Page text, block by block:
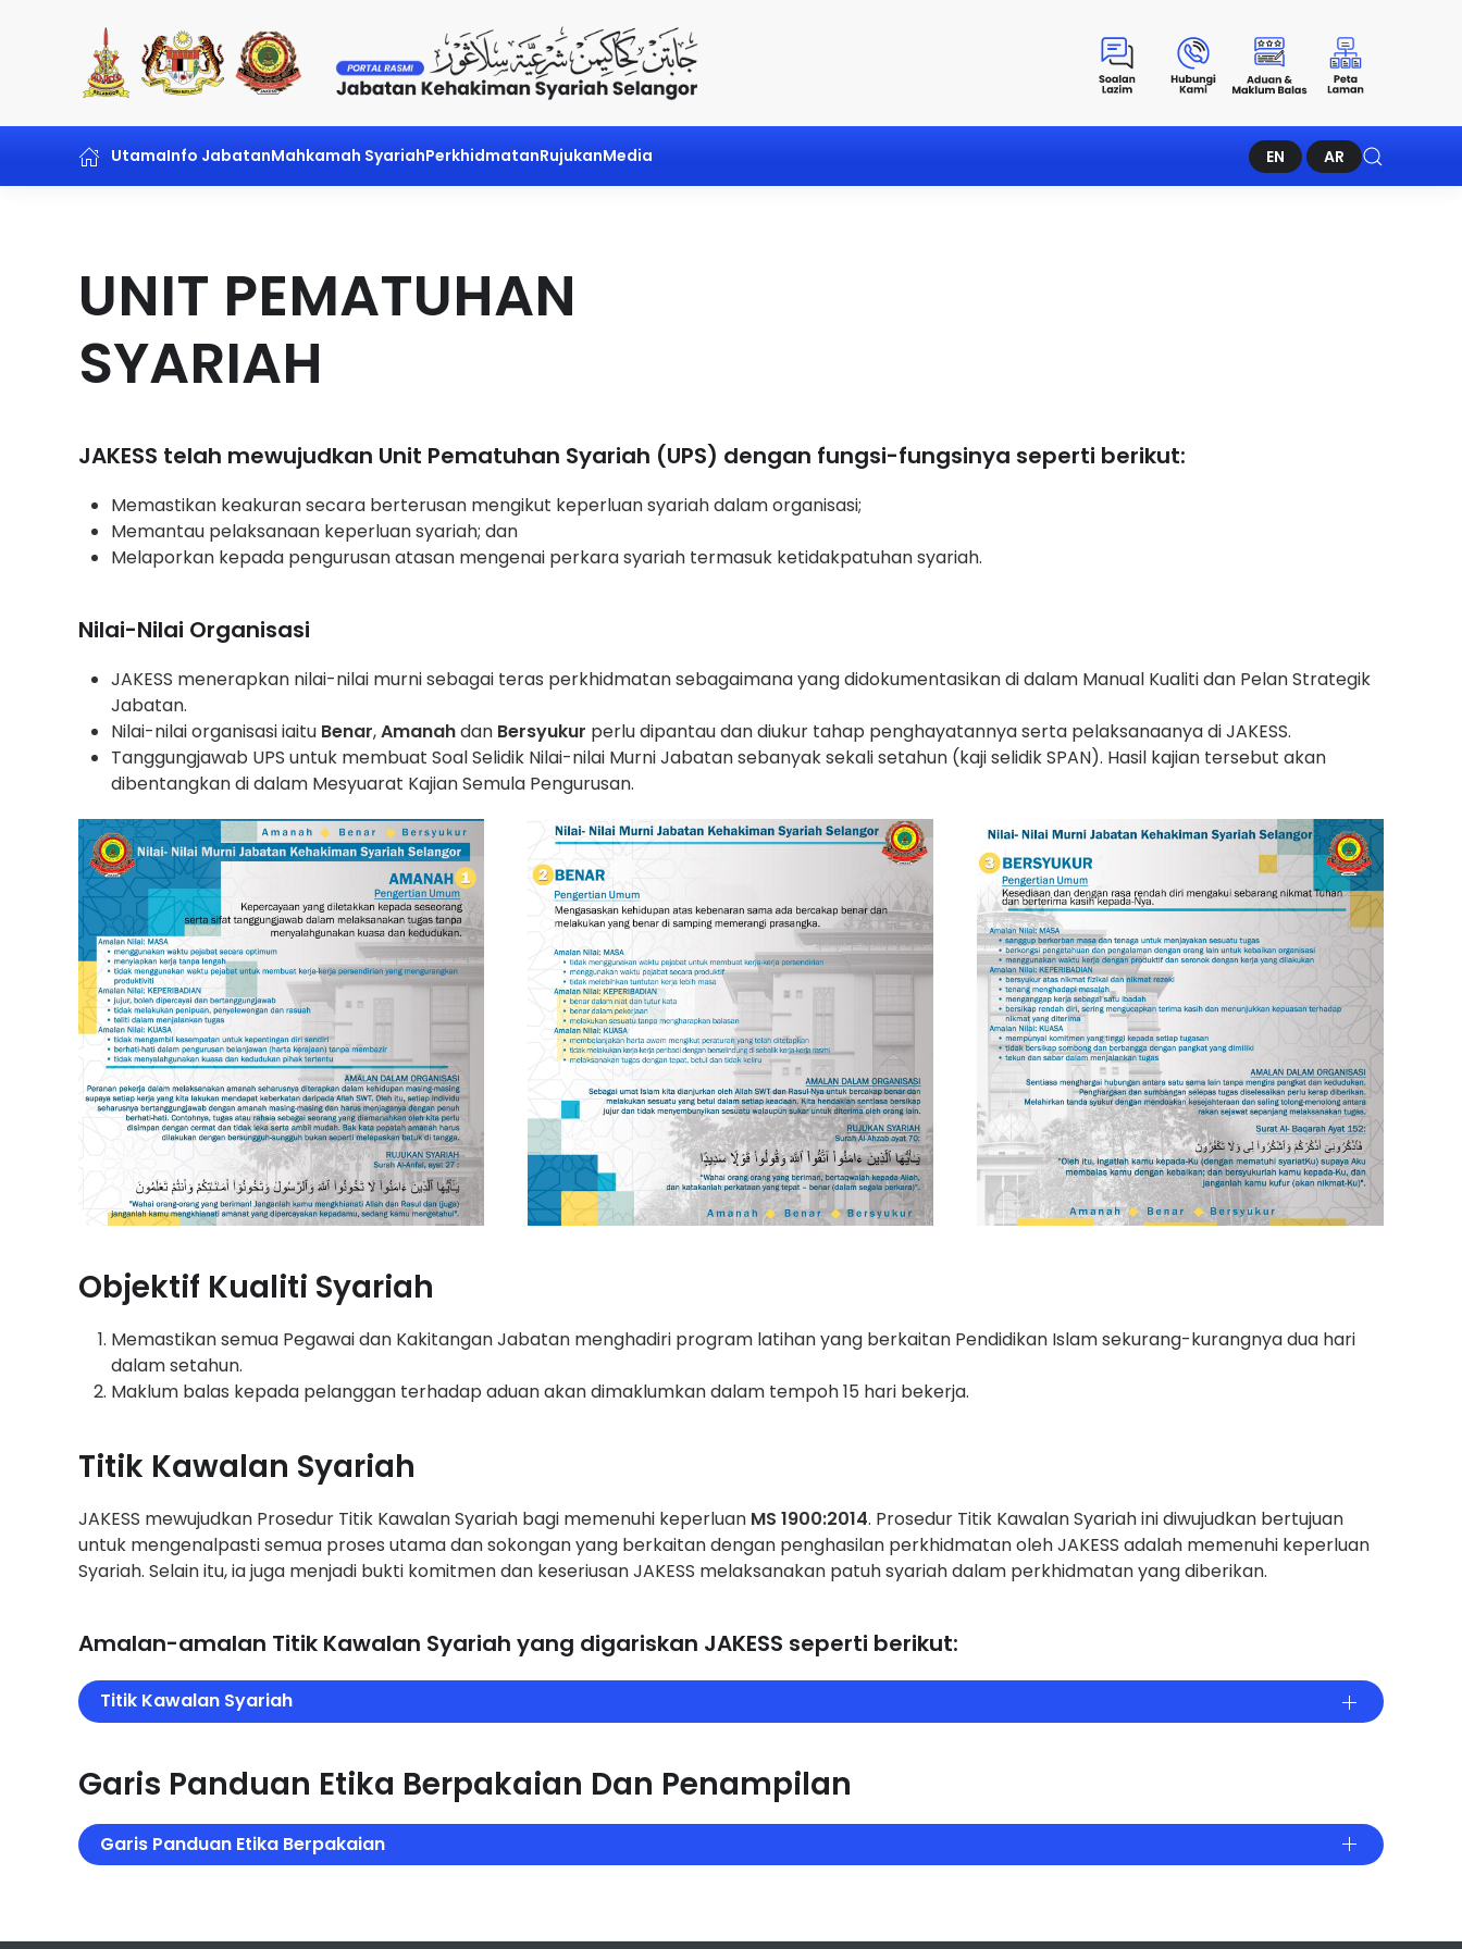
Skip to main content
UtamaInfo JabatanMahkamah SyariahPerkhidmatanRujukanMedia EN AR
UNIT PEMATUHAN
SYARIAH
JAKESS telah mewujudkan Unit Pematuhan Syariah (UPS) dengan fungsi-fungsinya seperti berikut:
Memastikan keakuran secara berterusan mengikut keperluan syariah dalam organisasi;
Memantau pelaksanaan keperluan syariah; dan
Melaporkan kepada pengurusan atasan mengenai perkara syariah termasuk ketidakpatuhan syariah.
Nilai-Nilai Organisasi
JAKESS menerapkan nilai-nilai murni sebagai teras perkhidmatan sebagaimana yang didokumentasikan di dalam Manual Kualiti dan Pelan Strategik
Jabatan.
Nilai-nilai organisasi iaitu Benar,Amanahdan Bersyukur perlu dipantau dan diukur tahap penghayatannya serta pelaksanaanya di JAKESS.
Tanggungjawab UPS untuk membuat Soal Selidik Nilai-nilai Murni Jabatan sebanyak sekali setahun (kaji selidik SPAN). Hasil kajian tersebut akan
dibentangkan di dalam Mesyuarat Kajian Semula Pengurusan.
Objektif Kualiti Syariah
Memastikan semua Pegawai dan Kakitangan Jabatan menghadiri program latihan yang berkaitan Pendidikan Islam sekurang-kurangnya dua hari
dalam setahun.
Maklum balas kepada pelanggan terhadap aduan akan dimaklumkan dalam tempoh 15 hari bekerja.
Titik Kawalan Syariah
JAKESS mewujudkan Prosedur Titik Kawalan Syariah bagi memenuhi keperluan MS 1900:2014. Prosedur Titik Kawalan Syariah ini diwujudkan bertujuan
untuk mengenalpasti semua proses utama dan sokongan yang berkaitan dengan penghasilan perkhidmatan oleh JAKESS adalah memenuhi keperluan
Syariah. Selain itu, ia juga menjadi bukti komitmen dan keseriusan JAKESS melaksanakan patuh syariah dalam perkhidmatan yang diberikan.
Amalan-amalan Titik Kawalan Syariah yang digariskan JAKESS seperti berikut:
Titik Kawalan Syariah
Garis Panduan Etika Berpakaian Dan Penampilan
Garis Panduan Etika Berpakaian